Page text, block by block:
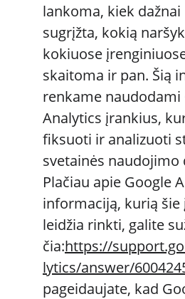
lankoma, kiek
sugrįžta, kokią
kokiuose
skaitoma ir pan. Šią
renkame naudodami
Analytics įrankius,
fiksuoti ir analizuoti
svetainės naudojimo
Plačiau apie Google
informaciją, kurią šie
leidžia rinkti, galite
čia:https://
lytics/answer/
pageidaujate, kad